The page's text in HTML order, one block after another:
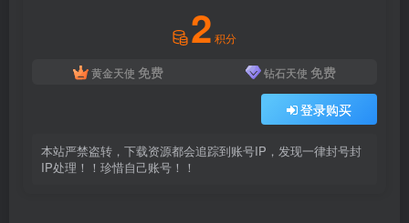
2 积分
黄金天使 免费 钻石天使 免费
登录购买
本站严禁盗转，下载资源都会追踪到账号IP，发现一律封号封
IP处理！！珍惜自己账号！！